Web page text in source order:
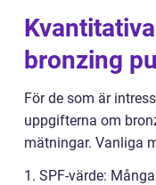
bronzing
För de som är
uppgifterna om
mätningar. Vanliga
1. SPF-värde: